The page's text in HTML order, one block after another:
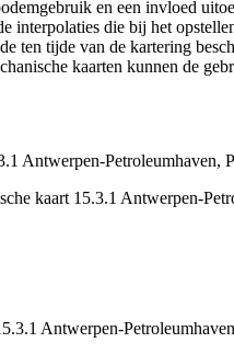
en een invloed
interpolaties die bij het
ten tijde van de kartering
kaarten kunnen de
Antwerpen-Petroleumhaven,
kaart 15.3.1 Antwerpen-
Antwerpen-